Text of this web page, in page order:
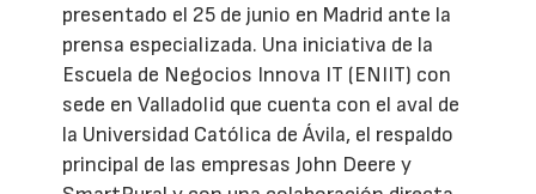
presentado el 25 de junio en Madrid ante la
prensa especializada. Una iniciativa de la
Escuela de Negocios Innova IT (ENIIT) con
sede en Valladolid que cuenta con el aval de
la Universidad Católica de Ávila, el respaldo
principal de las empresas John Deere y